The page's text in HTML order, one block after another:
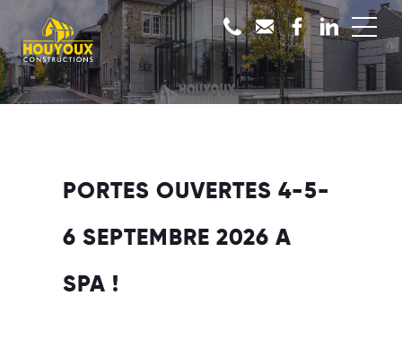
PORTES OUVERTES 4-5-
6 SEPTEMBRE 2026 A
SPA !